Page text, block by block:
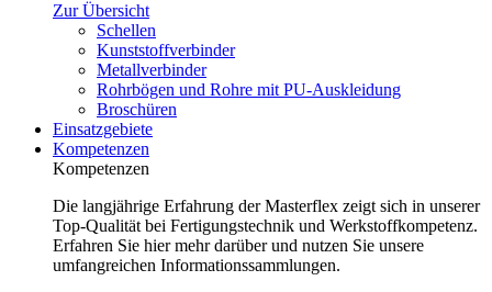
Zur Übersicht
Schellen
Kunststoffverbinder
Metallverbinder
Rohrbögen und Rohre mit PU-Auskleidung
Broschüren
Einsatzgebiete
Kompetenzen
Kompetenzen
Die langjährige Erfahrung der Masterflex zeigt sich in unserer
Top-Qualität bei Fertigungstechnik und Werkstoffkompetenz.
Erfahren Sie hier mehr darüber und nutzen Sie unsere
umfangreichen Informationssammlungen.